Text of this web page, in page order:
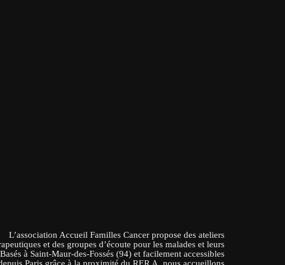
L’association Accueil Familles Cancer propose des ateliers
et des groupes d’écoute pour les malades et leurs
à Saint-Maur-des-Fossés (94) et facilement accessibles